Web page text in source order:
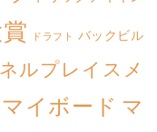
ドラフト バックビル
ルプレイスメ
マイボード マ